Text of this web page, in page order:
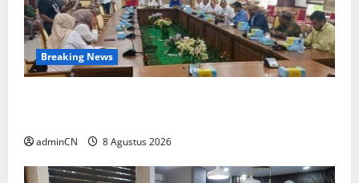
Breaking News
adminCN 8 Agustus 2026